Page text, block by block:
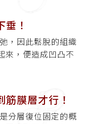
！
，因此鬆脫的組織
來，便造成凹凸不
膜層才行！
分層復位固定的概